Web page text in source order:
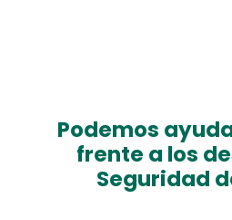
Podemos
frente a los
Seguridad